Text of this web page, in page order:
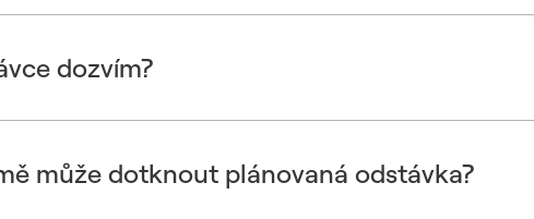
dozvím?
může dotknout plánovaná odstávka?